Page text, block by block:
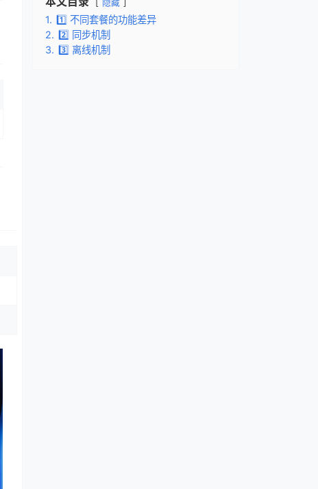
隐藏
1. 1️⃣ 不同套餐的功能差异
2. 2️⃣ 同步机制
3. 3️⃣ 离线机制